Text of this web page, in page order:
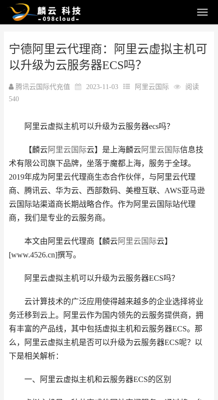
宁德阿里云代理商：阿里云虚拟主机可
以升级为云服务器ECS吗？
腾讯云国际代充值 2023-11-03 阿里云国际
阅读
540
阿里云虚拟主机可以升级为云服务器ecs吗？
【麟云 阿里云国际云】是上海麟云 阿里云国际信息技
术有限公司旗下品牌，坐落于魔都上海，服务于全球。
2019年成为阿里云代理商生态合作伙伴，与阿里云代理
商、腾讯云、华为云、西部数码、美橙互联、AWS亚马逊
云国际站渠道商长期战略合作。作为阿里云国际站代理
商，我们是专业的云服务商。
本文由阿里云代理商【麟云 阿里云国际云】
[www.4526.cn]撰写。
阿里云虚拟主机可以升级为云服务器ECS吗？
云计算技术的广泛应用使得越来越多的企业选择将业
务迁移到云上。阿里云作为国内领先的云服务提供商，拥
有丰富的产品线，其中包括虚拟主机和云服务器ECS。那
么，阿里云虚拟主机是否可以升级为云服务器ECS呢？以
下是相关解析：
一、阿里云虚拟主机和云服务器ECS的区别